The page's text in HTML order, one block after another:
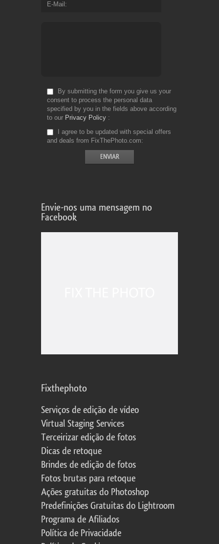
E-Mail
By submitting the form you give us your
consent to process the personal data
specified by you in the fields above according
to our Privacy Policy
I agree to be updated with special offers
and deals from FixThePhoto.com
Envie-nos uma mensagem no
Facebook
Fixthephoto
Serviços de edição de vídeo
Virtual Staging Services
Terceirizar edição de fotos
Dicas de retoque
Brindes de edição de fotos
Fotos brutas para retoque
Ações gratuitas do Photoshop
Predefinições Gratuitas do Lightroom
Programa de Afiliados
Política de Privacidade